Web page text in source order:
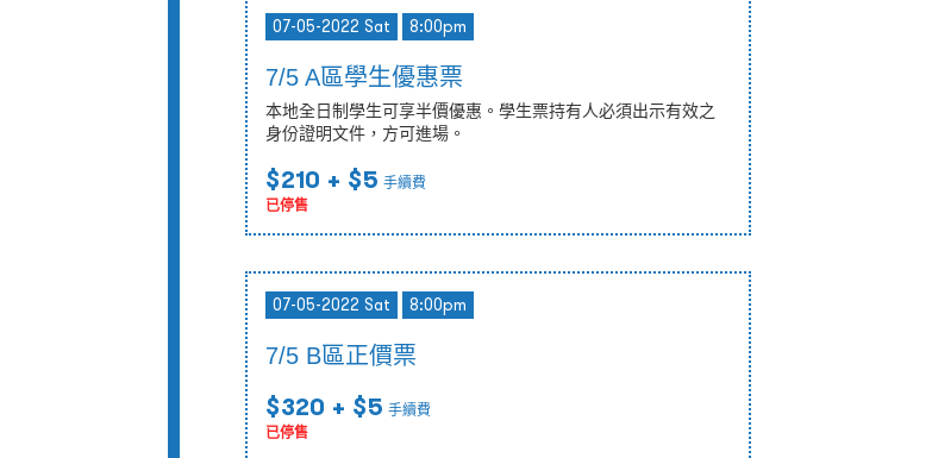
07-05-2022 Sat 8:00pm
7/5 A區學生優惠票
本地全日制學生可享半價優惠。學生票持有人必須出示有效之
身份證明文件，方可進場。
$210 + $5 手續費
已停售
07-05-2022 Sat 8:00pm
7/5 B區正價票
$320 + $5 手續費
已停售